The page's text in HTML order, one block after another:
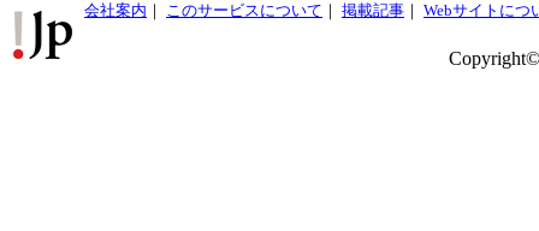
会社案内 ｜ このサービスについて ｜ 掲載記事 ｜ Webサイトにつ